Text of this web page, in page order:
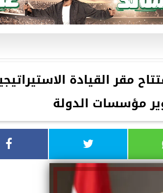
مقر القيادة
مؤسسات الدولة